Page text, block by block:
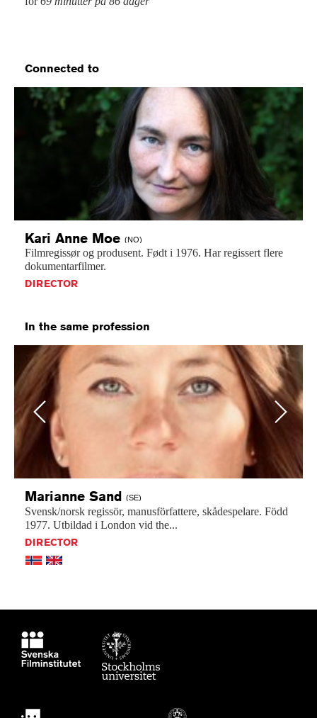
Connected to
Kari Anne Moe (NO)
Filmregissør og produsent. Født i 1976. Har regissert flere
dokumentarfilmer.
DIRECTOR
In the same profession
Previous
Marianne Sand (SE)
Svensk/norsk regissör, manusförfattere, skådespelare. Född
1977. Utbildad i London vid the...
DIRECTOR
Next